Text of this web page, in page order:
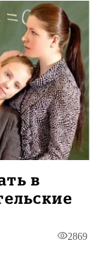
в
2869